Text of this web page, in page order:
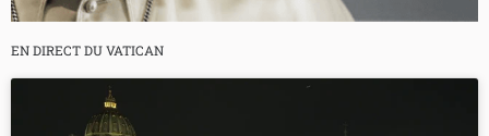
EN DIRECT DU VATICAN